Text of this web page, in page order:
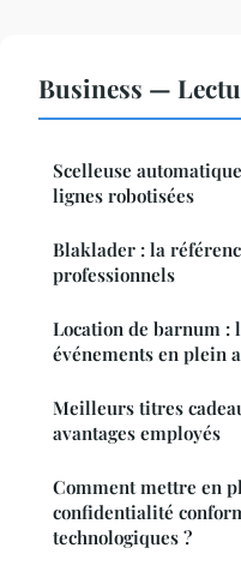
Business —
Scelleuse
lignes robotisées
Blaklader : la
professionnels
Location de barnum :
événements en plein
Meilleurs titres
avantages employés
Comment mettre en
confidentialité
technologiques ?